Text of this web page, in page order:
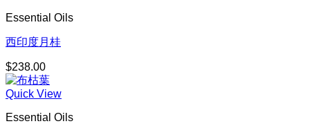
Essential Oils
西印度月桂
$238.00
Quick View
Essential Oils